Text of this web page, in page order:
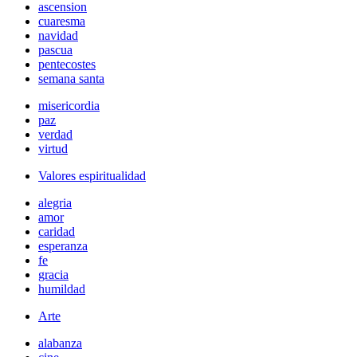
ascension
cuaresma
navidad
pascua
pentecostes
semana santa
misericordia
paz
verdad
virtud
Valores espiritualidad
alegria
amor
caridad
esperanza
fe
gracia
humildad
Arte
alabanza